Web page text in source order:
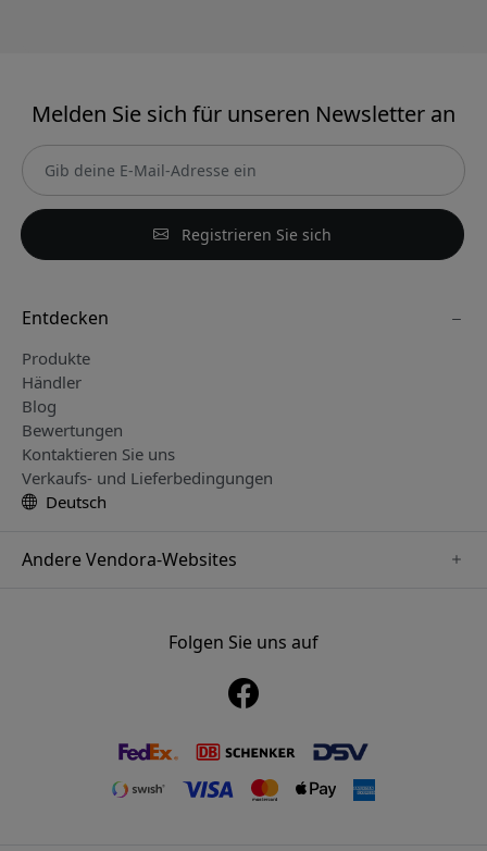
Melden Sie sich für unseren Newsletter an
Registrieren Sie sich
Entdecken
Produkte
Händler
Blog
Bewertungen
Kontaktieren Sie uns
Verkaufs- und Lieferbedingungen
Deutsch
Andere Vendora-Websites
www.nordicsmartlight.seFolgen Sie uns auf